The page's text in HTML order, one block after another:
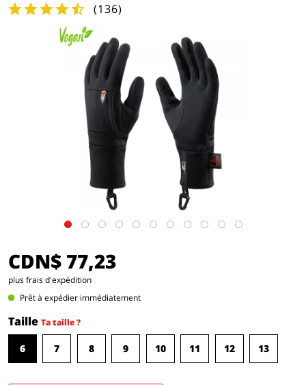
(136)
CDN$ 77,23
plus frais d'expédition
Prêt à expédier immédiatement
Taille Ta taille ?
6 7 8 9 10 11 12 13